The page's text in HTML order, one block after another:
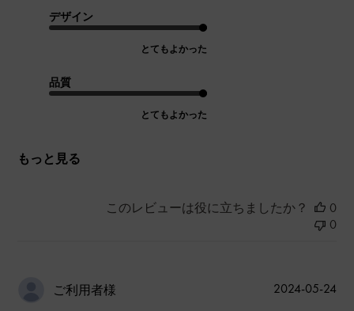
デザイン
とてもよかった
品質
とてもよかった
もっと見る
このレビューは役に立ちましたか？
0
0
ご利用者様
公
2024-05-24